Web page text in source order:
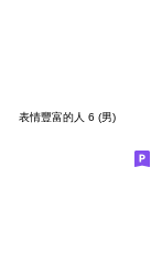
表情豐富的人 6 (男)